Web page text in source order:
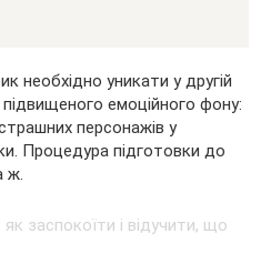
необхідно уникати у другій
емоційного фону:
персонажів у
Процедура підготовки до
ж.